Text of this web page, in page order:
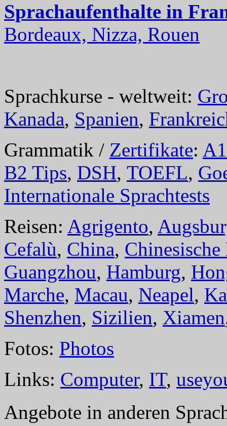
Sprachaufenthalte in
Bordeaux, Nizza, Rouen
Sprachkurse - weltweit:
Kanada, Spanien,
Grammatik / Zertifikate: A1
B2 Tips, DSH, TOEFL,
Internationale Sprachtests
Reisen: Agrigento,
Cefalù, China, Chinesische
Guangzhou, Hamburg,
Marche, Macau, Neapel,
Shenzhen, Sizilien, Xiamen
Fotos: Photos
Links: Computer, IT,
Angebote in anderen